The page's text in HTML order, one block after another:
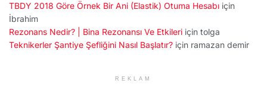
TBDY 2018 Göre Örnek Bir Ani (Elastik) Otuma Hesabı için
İbrahim
Rezonans Nedir? | Bina Rezonansı Ve Etkileri için tolga
Teknikerler Şantiye Şefliğini Nasıl Başlatır? için ramazan demir
REKLAM